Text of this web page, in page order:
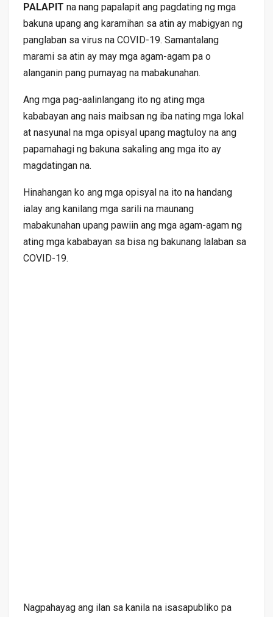
PALAPIT na nang papalapit ang pagdating ng mga
bakuna upang ang karamihan sa atin ay mabigyan ng
panglaban sa virus na COVID-19. Samantalang
marami sa atin ay may mga agam-agam pa o
alanganin pang pumayag na mabakunahan.
Ang mga pag-aalinlangang ito ng ating mga
kababayan ang nais maibsan ng iba nating mga lokal
at nasyunal na mga opisyal upang magtuloy na ang
papamahagi ng bakuna sakaling ang mga ito ay
magdatingan na.
Hinahangan ko ang mga opisyal na ito na handang
ialay ang kanilang mga sarili na maunang
mabakunahan upang pawiin ang mga agam-agam ng
ating mga kababayan sa bisa ng bakunang lalaban sa
COVID-19.
Nagpahayag ang ilan sa kanila na isasapubliko pa